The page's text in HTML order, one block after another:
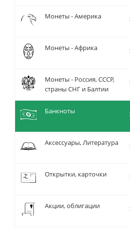
Монеты - Америка
Монеты - Африка
Монеты - Россия, СССР,
страны СНГ и Балтии
Банкноты
Аксессуары, Литература
Открытки, карточки
Акции, облигации